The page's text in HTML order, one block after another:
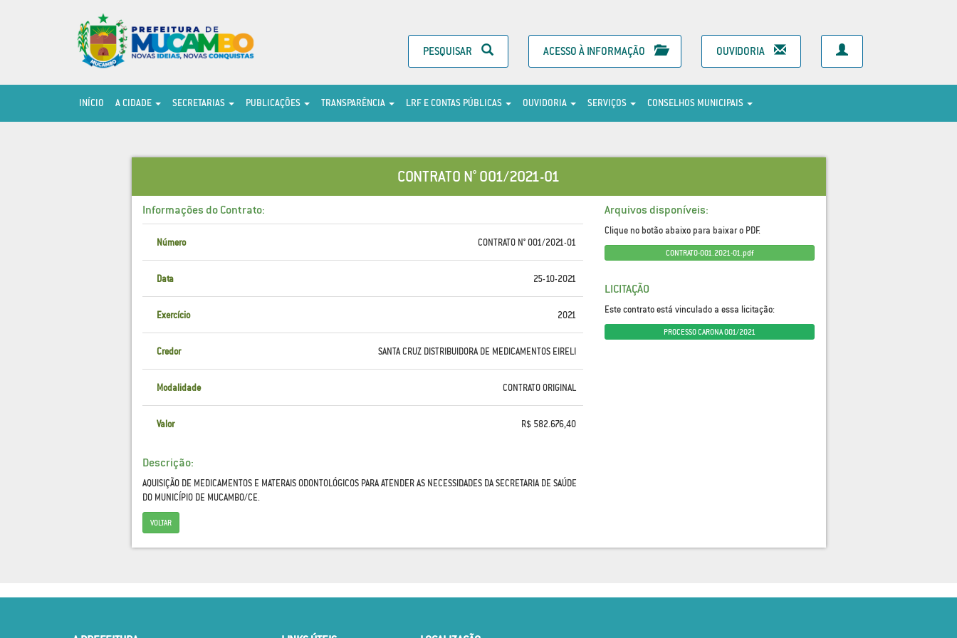
PESQUISAR ACESSO À INFORMAÇÃO OUVIDORIA
INÍCIO A CIDADE SECRETARIAS PUBLICAÇÕES TRANSPARÊNCIA LRF E CONTAS PÚBLICAS OUVIDORIA SERVIÇOS CONSELHOS MUNICIPAIS
CONTRATO N° 001/2021-01
Informações do Contrato:
Número CONTRATO N° 001/2021-01
Data 25-10-2021
Exercício 2021
Credor SANTA CRUZ DISTRIBUIDORA DE MEDICAMENTOS EIRELI
Modalidade CONTRATO ORIGINAL
Valor R$ 582.676,40
Descrição:
AQUISIÇÃO DE MEDICAMENTOS E MATERAIS ODONTOLÓGICOS PARA ATENDER AS NECESSIDADES DA SECRETARIA DE SAÚDE
DO MUNICÍPIO DE MUCAMBO/CE.
VOLTAR
Arquivos disponíveis:
Clique no botão abaixo para baixar o PDF.
CONTRATO-001.2021-01.pdf
LICITAÇÃO
Este contrato está vinculado a essa licitação:
PROCESSO CARONA 001/2021